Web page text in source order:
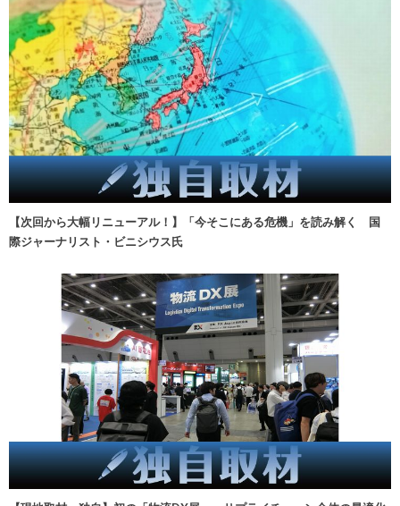
【次回から大幅リニューアル！】「今そこにある危機」を読み解く 国
際ジャーナリスト・ビニシウス氏